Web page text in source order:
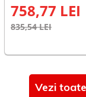
758,77 LEI
835,54 LEI
Vezi